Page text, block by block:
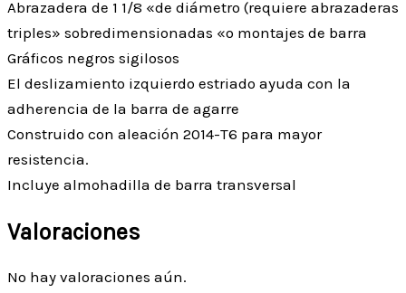
Abrazadera de 1 1/8 «de diámetro (requiere abrazaderas
triples» sobredimensionadas «o montajes de barra
Gráficos negros sigilosos
El deslizamiento izquierdo estriado ayuda con la
adherencia de la barra de agarre
Construido con aleación 2014-T6 para mayor
resistencia.
Incluye almohadilla de barra transversal
Valoraciones
No hay valoraciones aún.